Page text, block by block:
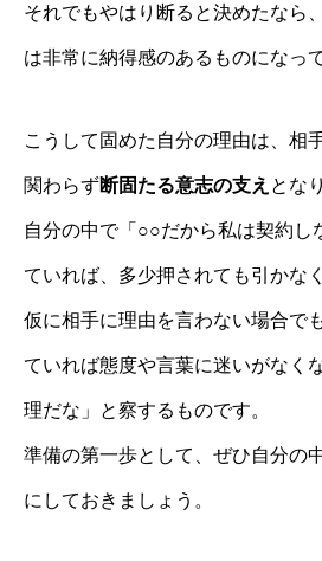
それでもやはり断ると決めたなら
は非常に納得感のあるものになっ
こうして固めた自分の理由は、相
関わらず断固たる意志の支え とな
自分の中で「○○だから私は契約し
ていれば、多少押されても引かな
仮に相手に理由を言わない場合で
ていれば態度や言葉に迷いがなく
理だな」と察するものです。
準備の第一歩として、ぜひ自分の
にしておきましょう。